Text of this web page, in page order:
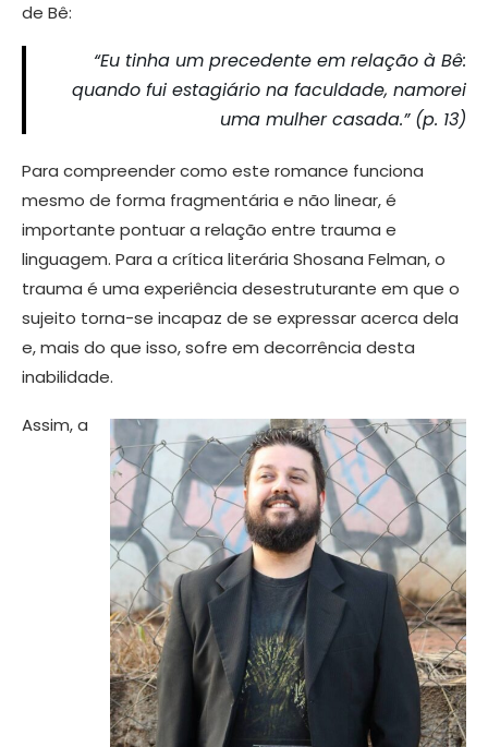
de Bê:
“Eu tinha um precedente em relação à Bê:
quando fui estagiário na faculdade, namorei
uma mulher casada.” (p. 13)
Para compreender como este romance funciona
mesmo de forma fragmentária e não linear, é
importante pontuar a relação entre trauma e
linguagem. Para a crítica literária Shosana Felman, o
trauma é uma experiência desestruturante em que o
sujeito torna-se incapaz de se expressar acerca dela
e, mais do que isso, sofre em decorrência desta
inabilidade.
Assim, a